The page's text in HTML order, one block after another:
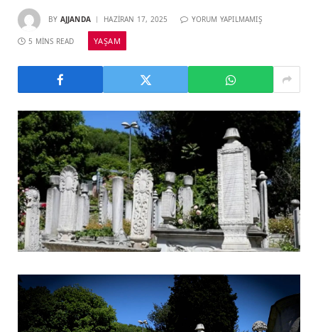
BY AJJANDA HAZIRAN 17, 2025 YORUM YAPILMAMIŞ
5 MINS READ YAŞAM